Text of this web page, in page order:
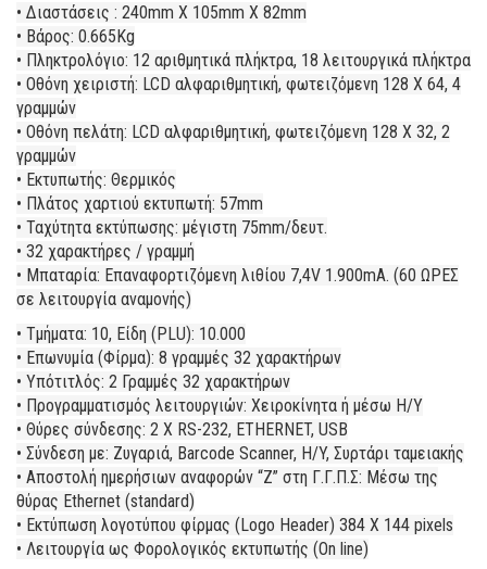
• Διαστάσεις : 240mm X 105mm X 82mm
• Βάρος: 0.665Κg
• Πληκτρολόγιο: 12 αριθµητικά πλήκτρα, 18 λειτουργικά πλήκτρα
• Οθόνη χειριστή: LCD αλφαριθµητική, φωτειζόµενη 128 X 64, 4
γραµµών
• Οθόνη πελάτη: LCD αλφαριθµητική, φωτειζόµενη 128 X 32, 2
γραµµών
• Εκτυπωτής: Θερµικός
• Πλάτος χαρτιού εκτυπωτή: 57mm
• Ταχύτητα εκτύπωσης: µέγιστη 75mm/δευτ.
• 32 χαρακτήρες / γραµµή
• Μπαταρία: Επαναφορτιζόµενη λιθίου 7,4V 1.900mA. (60 ΩΡΕΣ
σε λειτουργία αναµονής)
• Τµήµατα: 10, Είδη (PLU): 10.000
• Επωνυµία (Φίρµα): 8 γραµµές 32 χαρακτήρων
• Υπότιτλός: 2 Γραµµές 32 χαρακτήρων
• Προγραµµατισµός λειτουργιών: Χειροκίνητα ή µέσω H/Y
• Θύρες σύνδεσης: 2 Χ RS-232, ETHERNET, USB
• Σύνδεση µε: Ζυγαριά, Barcode Scanner, H/Y, Συρτάρι ταµειακής
• Αποστολή ηµερήσιων αναφορών “Ζ” στη Γ.Γ.Π.Σ: Μέσω της
θύρας Ethernet (standard)
• Εκτύπωση λογοτύπου φίρµας (Logo Header) 384 Χ 144 pixels
• Λειτουργία ως Φορολογικός εκτυπωτής (Οn line)